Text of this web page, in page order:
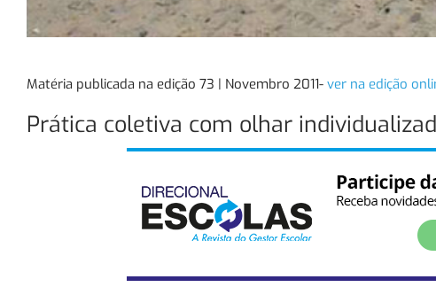
Matéria publicada na edição 73 | Novembro 2011- ver na edição
Prática coletiva com olhar